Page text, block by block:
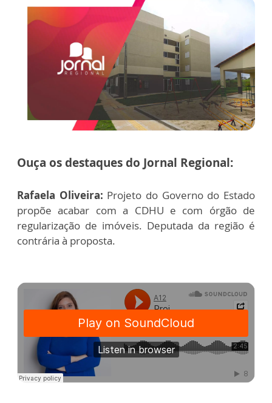
Ouça os destaques do Jornal Regional:
Rafaela Oliveira: Projeto do Governo do Estado
propõe acabar com a CDHU e com órgão de
regularização de imóveis. Deputada da região é
contrária à proposta.